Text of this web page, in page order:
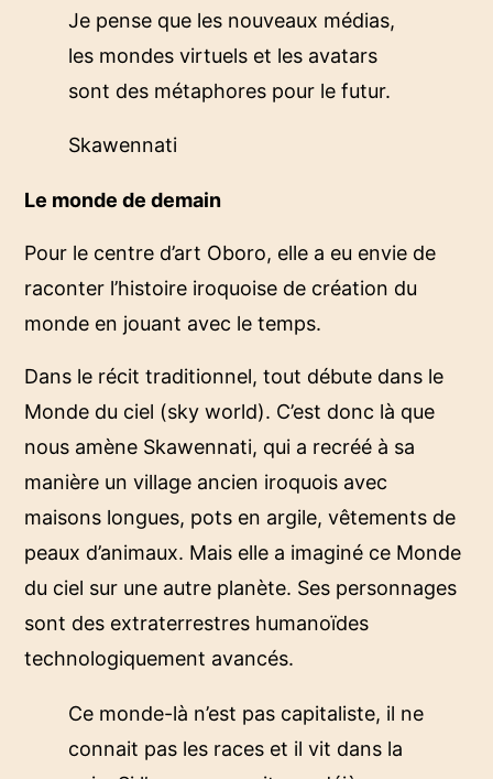
Je pense que les nouveaux médias,
les mondes virtuels et les avatars
sont des métaphores pour le futur.
Skawennati
Le monde de demain
Pour le centre d’art Oboro, elle a eu envie de
raconter l’histoire iroquoise de création du
monde en jouant avec le temps.
Dans le récit traditionnel, tout débute dans le
Monde du ciel (sky world). C’est donc là que
nous amène Skawennati, qui a recréé à sa
manière un village ancien iroquois avec
maisons longues, pots en argile, vêtements de
peaux d’animaux. Mais elle a imaginé ce Monde
du ciel sur une autre planète. Ses personnages
sont des extraterrestres humanoïdes
technologiquement avancés.
Ce monde-là n’est pas capitaliste, il ne
connait pas les races et il vit dans la